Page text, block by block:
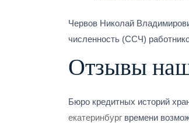
Червов Николай
численность (ССЧ)
Отзывы
Бюро кредитных историй
екатеринбург времени